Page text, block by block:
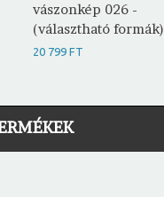
vászonkép 026 -
(választható formák)
20 799 FT